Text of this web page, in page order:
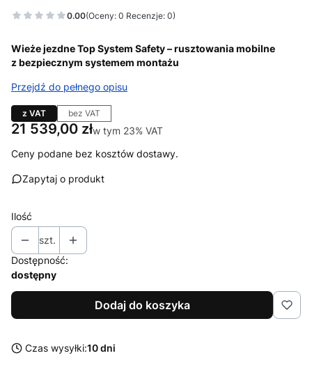
0.00(Oceny: 0 Recenzje: 0)
Wieże jezdne Top System Safety – rusztowania mobilne
z bezpiecznym systemem montażu
Przejdź do pełnego opisu
z VAT bez VAT
Cena
21 539,00 złw tym 23% VAT
w tym 23% VAT
Ceny podane bez kosztów dostawy.
Zapytaj o produkt
Ilość
szt.
Dostępność:
dostępny
Dodaj do koszyka
Czas wysyłki:10 dni